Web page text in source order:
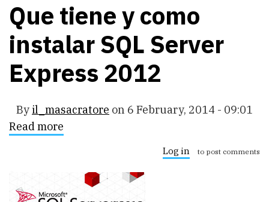
Que tiene y como
instalar SQL Server
Express 2012
Byil_masacratore on 6 February, 2014 - 09:01
Read more
como
instalar
SQL
Log in to post comments